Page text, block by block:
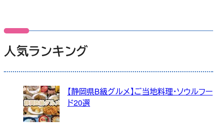
人気ランキング
【静岡県B級グルメ】ご当地料理・ソウルフー
ド20選